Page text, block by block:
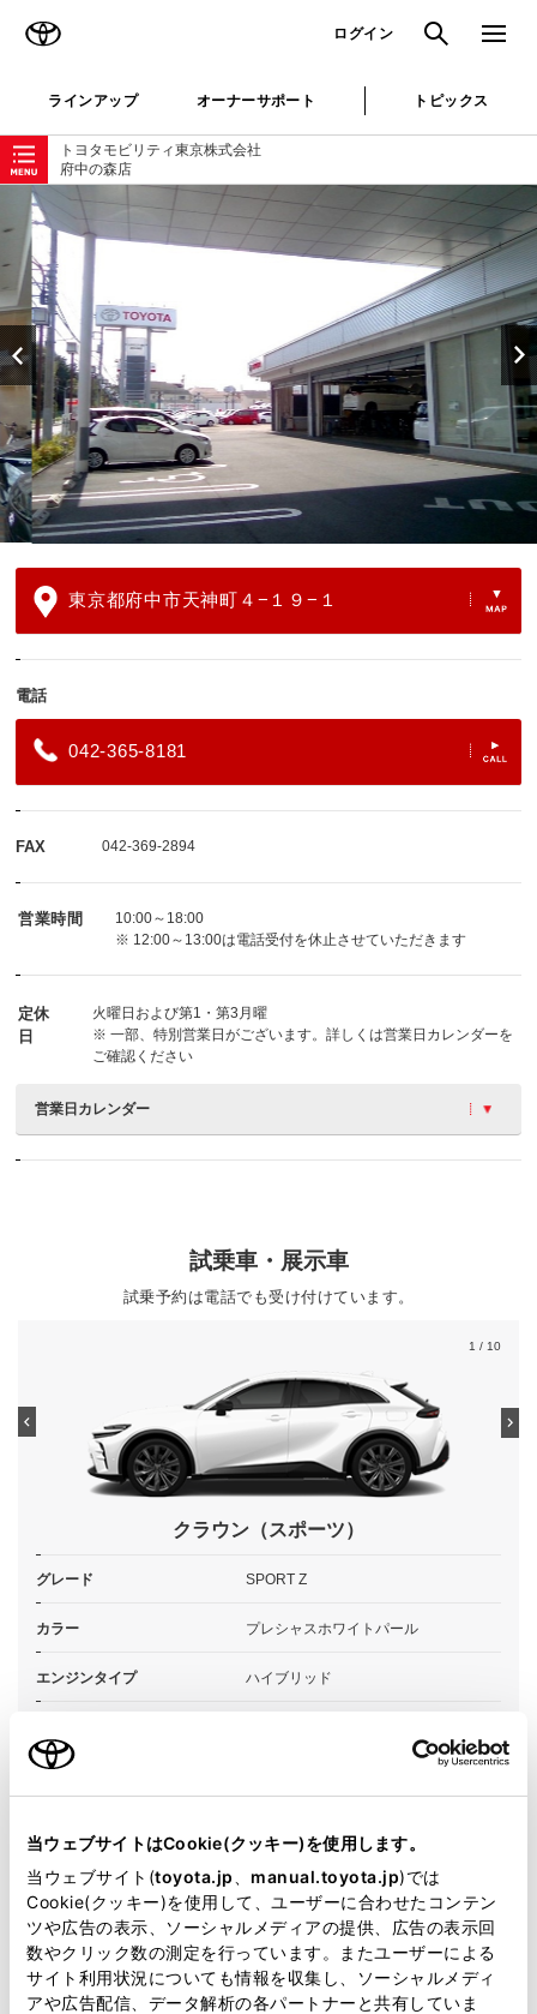
当ウェブサイトはCookie(クッキー)を使用します。
当ウェブサイト(toyota.jp manual.toyota.jp)では
Cookie(クッキー)を使用して、ユーザーに合わせたコンテン
ツや広告の表示、ソーシャルメディアの提供、広告の表示回
数やクリック数の測定を行っています。またユーザーによる
サイト利用状況についても情報を収集し、ソーシャルメディ
アや広告配信、データ解析の各パートナーと共有していま
ログイン 検索 メニュ
ラインアップ オーナーサポート トピックス
トヨタモビリティ東京株式会社
府中の森店
ローカルナビゲーション
東京都府中市天神町４−１９−１
電話
042-365-8181
FAX 042-369-2894
営業時間
10:00～18:00
※ 12:00～13:00は電話受付を休止させていただきます
定休
日
火曜日および第1・第3月曜
※ 一部、特別営業日がございます。詳しくは営業日カレンダーを
ご確認ください
営業日カレンダー
試乗車・展示車
試乗予約は電話でも受け付けています。
1 / 10
クラウン（スポーツ）
グレード SPORT Z
カラー プレシャスホワイトパール
エンジンタイプ ハイブリッド
施設情報・サービス